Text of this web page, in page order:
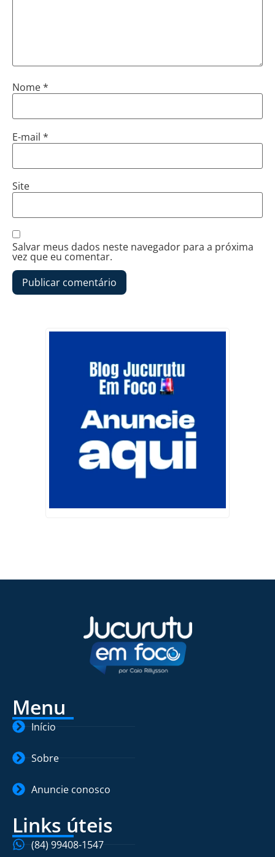
Nome*
E-mail *
Site
Salvar meus dados neste navegador para a próxima
vez que eu comentar.
Menu
Início
Sobre
Anuncie conosco
Links úteis
(84) 99408-1547